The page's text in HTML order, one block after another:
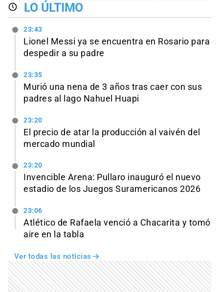
LO ÚLTIMO
23:43
Lionel Messi ya se encuentra en Rosario para
despedir a su padre
23:35
Murió una nena de 3 años tras caer con sus
padres al lago Nahuel Huapi
23:20
El precio de atar la producción al vaivén del
mercado mundial
23:20
Invencible Arena: Pullaro inauguró el nuevo
estadio de los Juegos Suramericanos 2026
23:06
Atlético de Rafaela venció a Chacarita y tomó
aire en la tabla
Ver todas las noticias